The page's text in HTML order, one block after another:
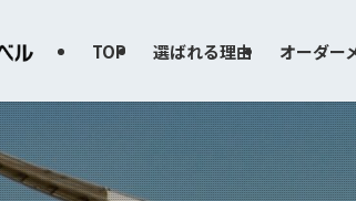
TOP 選ばれる理由 オーダー